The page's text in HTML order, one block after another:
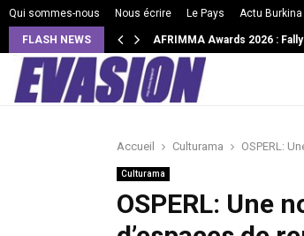
Qui sommes-nous Nous écrire Le Pays Actu Burkina
FLASH NEWS AFRIMMA Awards 2026 :
Accueil Culturama OSPERL:
Culturama
OSPERL: Une